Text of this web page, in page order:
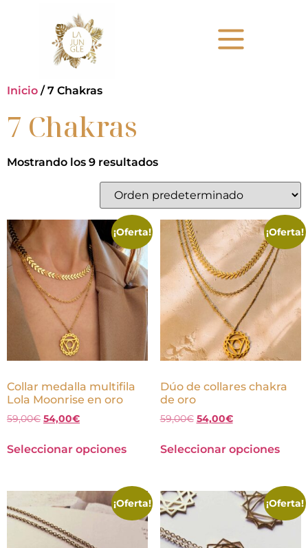
Inicio / 7 Chakras
7 Chakras
Mostrando los 9 resultados
¡Oferta!
Collar medalla multifila
Lola Moonrise en oro
59,00€ 54,00€
Seleccionar opciones
¡Oferta!
Dúo de collares chakra
de oro
59,00€ 54,00€
Seleccionar opciones
¡Oferta! ¡Oferta!